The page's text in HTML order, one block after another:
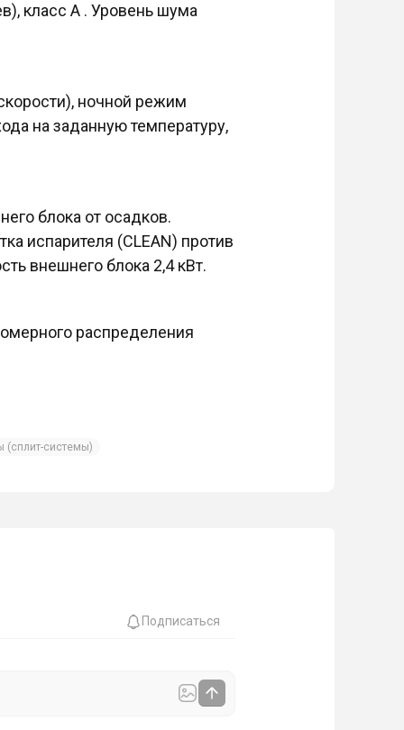
класс A . Уровень шума
ночной режим
на заданную температуру,
блока от осадков.
испарителя (CLEAN) против
внешнего блока 2,4 кВт.
распределения
(сплит-системы)
Подписаться